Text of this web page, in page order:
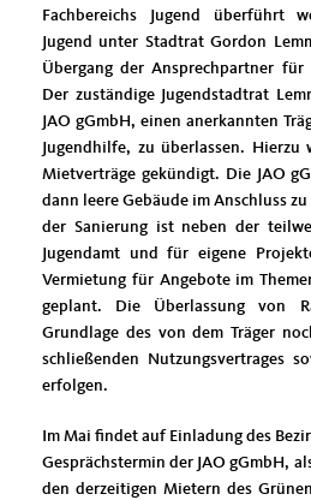
Fachbereichs Jugend überführt
Jugend unter Stadtrat Gordon
Übergang der Ansprechpartner
Der zuständige Jugendstadtrat
JAO gGmbH, einen anerkannten
Jugendhilfe, zu überlassen. Hierzu
Mietverträge gekündigt. Die JAO
dann leere Gebäude im Anschluss
der Sanierung ist neben der
Jugendamt und für eigene
Vermietung für Angebote im
geplant. Die Überlassung von
Grundlage des von dem Träger
schließenden Nutzungsvertrages
erfolgen.
Im Mai findet auf Einladung des
Gesprächstermin der JAO gGmbH,
den derzeitigen Mietern des